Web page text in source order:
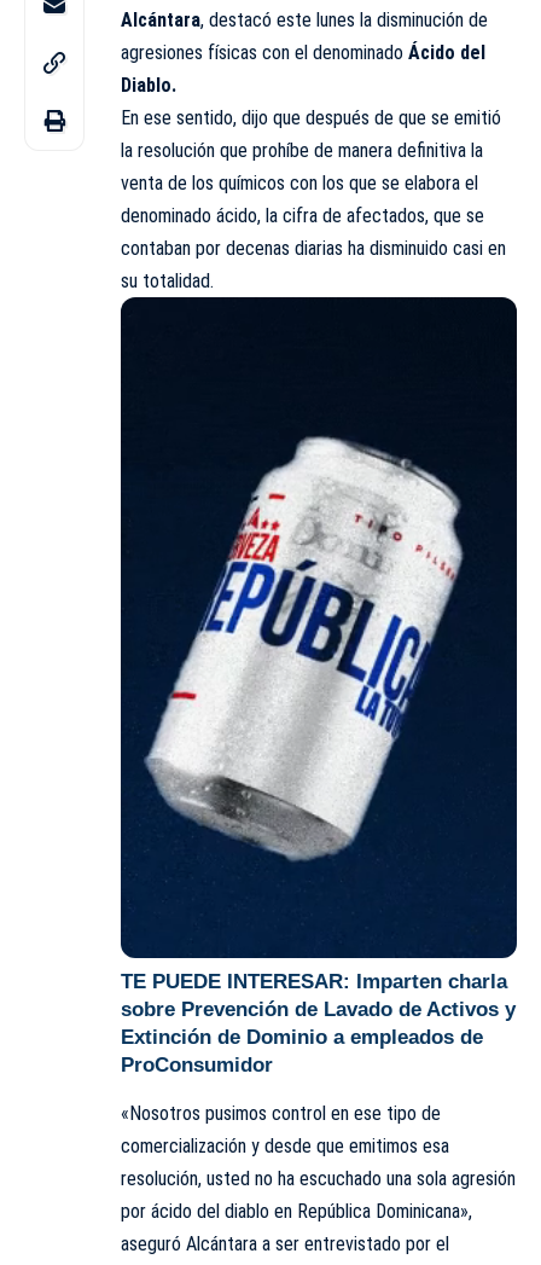
Alcántara, destacó este lunes la disminución de
agresiones físicas con el denominado Ácido del
Diablo.
En ese sentido, dijo que después de que se emitió
la resolución que prohíbe de manera definitiva la
venta de los químicos con los que se elabora el
denominado ácido, la cifra de afectados, que se
contaban por decenas diarias ha disminuido casi en
su totalidad.
TE PUEDE INTERESAR: Imparten charla
sobre Prevención de Lavado de Activos y
Extinción de Dominio a empleados de
ProConsumidor
«Nosotros pusimos control en ese tipo de
comercialización y desde que emitimos esa
resolución, usted no ha escuchado una sola agresión
por ácido del diablo en República Dominicana»,
aseguró Alcántara a ser entrevistado por el